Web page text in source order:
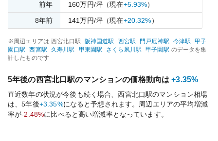
前年 160万円/坪 （現在+5.93%）
8年前 141万円/坪 （現在+20.32%）
※周辺エリアは 西宮北口駅 阪神国道駅 西宮駅 門戸厄神駅 今津駅
甲子
園口駅 西宮駅 久寿川駅 甲東園駅 さくら夙川駅 甲子園駅 のデータを集
計したものです
5年後の西宮北口駅のマンションの価格動向は +3.35%
直近数年の状況が今後も続く場合、西宮北口駅のマンション相場
は、5年後+3.35%になると予想されます。周辺エリアの平均増減
率が-2.48%に比べると高い増減率となっています。